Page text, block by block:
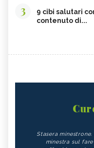
3
9 cibi salutari
contenuto di...
Stasera
minestra sul